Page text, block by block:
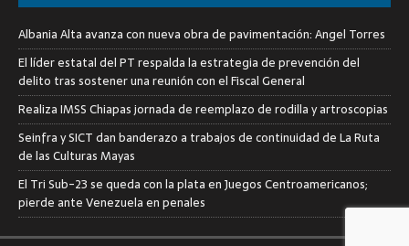
Albania Alta avanza con nueva obra de pavimentación: Angel Torres
El líder estatal del PT respalda la estrategia de prevención del
delito tras sostener una reunión con el Fiscal General
Realiza IMSS Chiapas jornada de reemplazo de rodilla y artroscopias
Seinfra y SICT dan banderazo a trabajos de continuidad de La Ruta
de las Culturas Mayas
El Tri Sub-23 se queda con la plata en Juegos Centroamericanos;
pierde ante Venezuela en penales